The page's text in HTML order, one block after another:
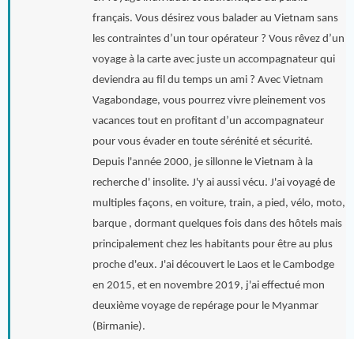
français. Vous désirez vous balader au Vietnam sans
les contraintes d’un tour opérateur ? Vous rêvez d’un
voyage à la carte avec juste un accompagnateur qui
deviendra au fil du temps un ami ? Avec Vietnam
Vagabondage, vous pourrez vivre pleinement vos
vacances tout en profitant d’un accompagnateur
pour vous évader en toute sérénité et sécurité.
Depuis l'année 2000, je sillonne le Vietnam à la
recherche d' insolite. J'y ai aussi vécu. J'ai voyagé de
multiples façons, en voiture, train, a pied, vélo, moto,
barque , dormant quelques fois dans des hôtels mais
principalement chez les habitants pour être au plus
proche d'eux. J'ai découvert le Laos et le Cambodge
en 2015, et en novembre 2019, j'ai effectué mon
deuxième voyage de repérage pour le Myanmar
(Birmanie).